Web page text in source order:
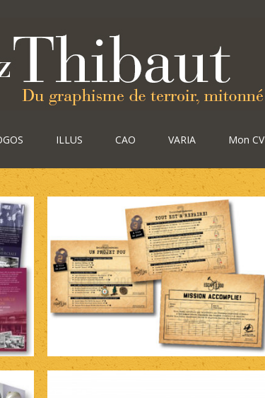
ILLUS CAO VARIA Mon CV